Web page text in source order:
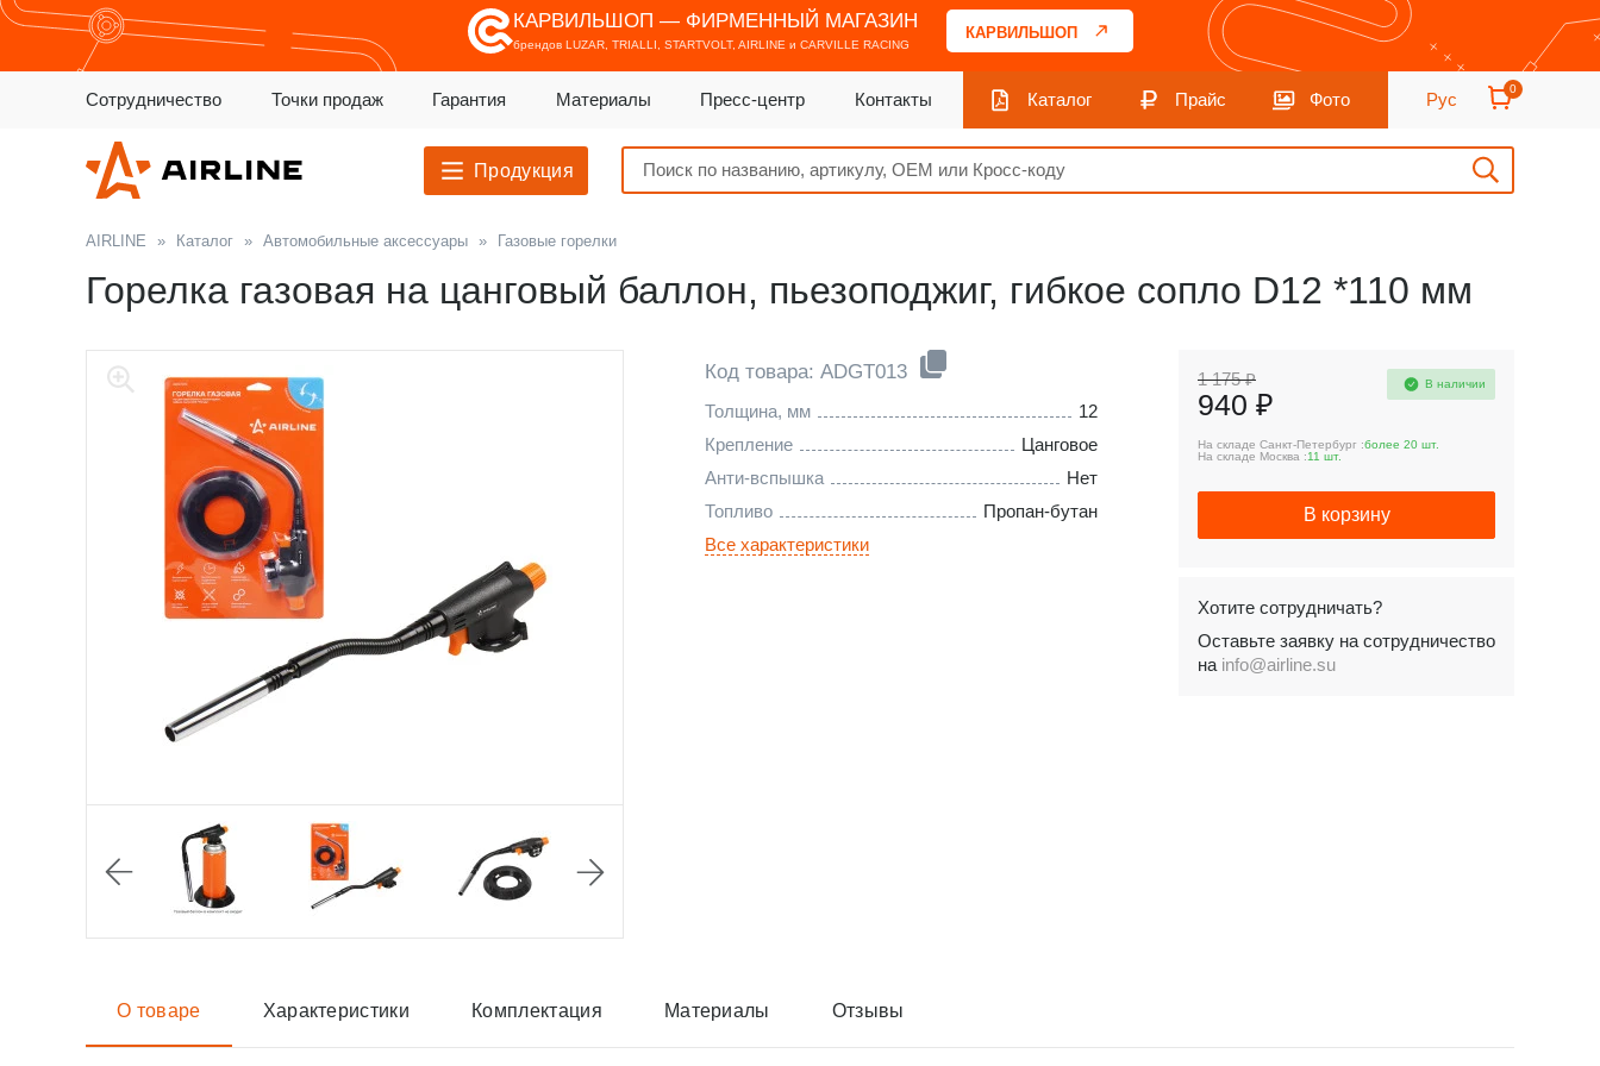
КАРВИЛЬШОП — ФИРМЕННЫЙ МАГАЗИН
брендов LUZAR, TRIALLI, STARTVOLT, AIRLINE и CARVILLE RACING
КАРВИЛЬШОП
Сотрудничество Точки продаж Гарантия Материалы Пресс-центр Контакты Каталог Прайс Фото Рус
0
Продукция
AIRLINE » Каталог » Автомобильные аксессуары » Газовые горелки
Горелка газовая на цанговый баллон, пьезоподжиг, гибкое сопло D12 *110 мм
Код товара: ADGT013
Толщина, мм
12
Крепление
Цанговое
Анти-вспышка
Нет
Топливо
Пропан-бутан
Все характеристики
1 175 ₽
940 ₽
В наличии
На складе Санкт-Петербург :более 20 шт.
На складе Москва :11 шт.
В корзину
Хотите сотрудничать?
Оставьте заявку на сотрудничество
на info@airline.su
О товаре Характеристики Комплектация Материалы Отзывы